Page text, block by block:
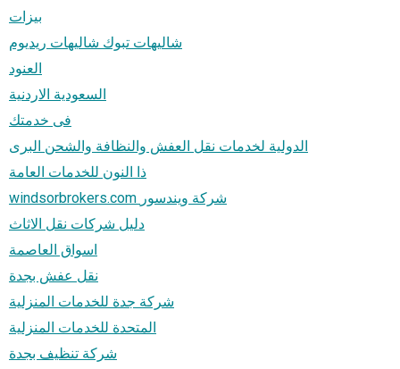
بيزات
شاليهات تبوك شاليهات ريديوم
العنود
السعودية الاردنية
فى خدمتك
الدولية لخدمات نقل العفش والنظافة والشحن البرى
ذا النون للخدمات العامة
windsorbrokers.com شركة ويندسور
دليل شركات نقل الاثاث
اسواق العاصمة
نقل عفش بجدة
شركة جدة للخدمات المنزلية
المتحدة للخدمات المنزلية
شركة تنظيف بجدة